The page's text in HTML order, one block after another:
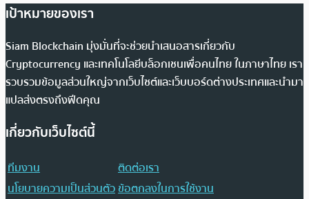
เป้าหมายของเรา
Siam Blockchain มุ่งมั่นที่จะช่วยนำเสนอสารเกี่ยวกับ
Cryptocurrency และเทคโนโลยีบล็อกเชนเพื่อคนไทย ในภาษาไทย เรา
รวบรวมข้อมูลส่วนใหญ่จากเว็บไซต์และเว็บบอร์ดต่างประเทศและนำมา
แปลส่งตรงถึงฟีดคุณ
เกี่ยวกับเว็บไซต์นี้
ทีมงาน
ติดต่อเรา
นโยบายความเป็นส่วนตัวข้อตกลงในการใช้งาน